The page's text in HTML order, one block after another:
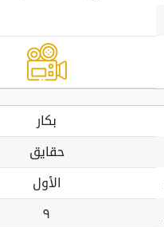
بكار
حقايق
الأول
٩